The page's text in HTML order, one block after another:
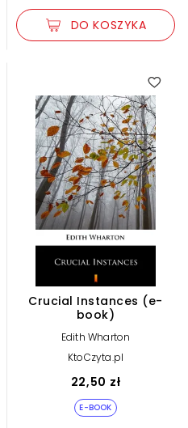
DO KOSZYKA
Crucial Instances (e-
book)
Edith Wharton
KtoCzyta.pl
22,50 zł
E-BOOK